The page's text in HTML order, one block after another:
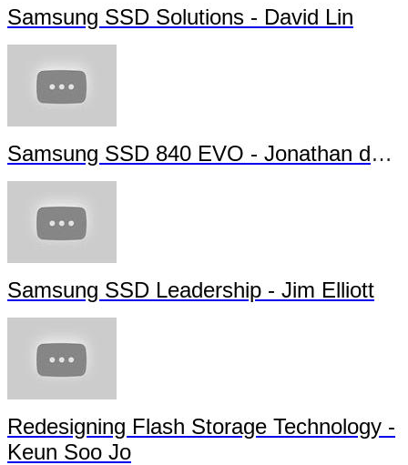
Samsung SSD Solutions - David Lin
Samsung SSD 840 EVO - Jonathan da Silva
Samsung SSD Leadership - Jim Elliott
Redesigning Flash Storage Technology -
Keun Soo Jo